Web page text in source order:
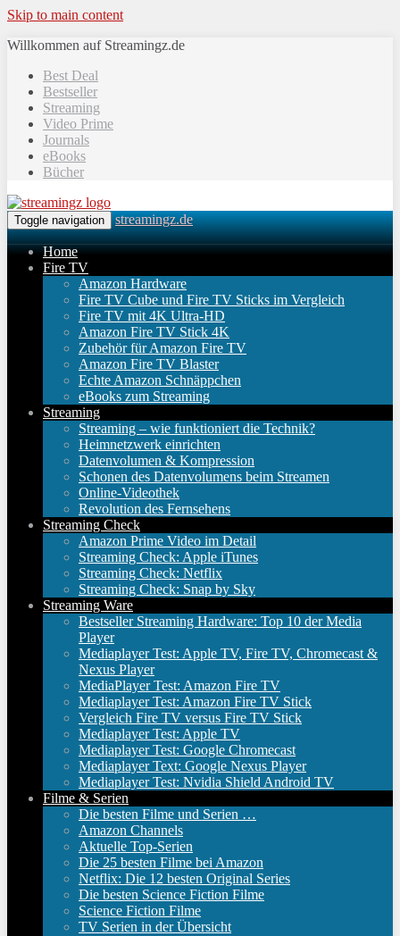
Skip to main content
Willkommen auf Streamingz.de
Best Deal
Bestseller
Streaming
Video Prime
Journals
eBooks
Bücher
Toggle navigation streamingz.de
Home
Fire TV
Amazon Hardware
Fire TV Cube und Fire TV Sticks im Vergleich
Fire TV mit 4K Ultra-HD
Amazon Fire TV Stick 4K
Zubehör für Amazon Fire TV
Amazon Fire TV Blaster
Echte Amazon Schnäppchen
eBooks zum Streaming
Streaming
Streaming – wie funktioniert die Technik?
Heimnetzwerk einrichten
Datenvolumen & Kompression
Schonen des Datenvolumens beim Streamen
Online-Videothek
Revolution des Fernsehens
Streaming Check
Amazon Prime Video im Detail
Streaming Check: Apple iTunes
Streaming Check: Netflix
Streaming Check: Snap by Sky
Streaming Ware
Bestseller Streaming Hardware: Top 10 der Media
Player
Mediaplayer Test: Apple TV, Fire TV, Chromecast &
Nexus Player
MediaPlayer Test: Amazon Fire TV
Mediaplayer Test: Amazon Fire TV Stick
Vergleich Fire TV versus Fire TV Stick
Mediaplayer Test: Apple TV
Mediaplayer Test: Google Chromecast
Mediaplayer Text: Google Nexus Player
Mediaplayer Test: Nvidia Shield Android TV
Filme & Serien
Die besten Filme und Serien …
Amazon Channels
Aktuelle Top-Serien
Die 25 besten Filme bei Amazon
Netflix: Die 12 besten Original Series
Die besten Science Fiction Filme
Science Fiction Filme
TV Serien in der Übersicht